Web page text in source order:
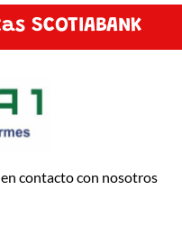
SCOTIABANK
contacto con nosotros